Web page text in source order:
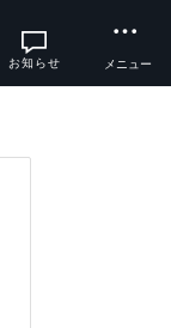
お知らせ メニュー